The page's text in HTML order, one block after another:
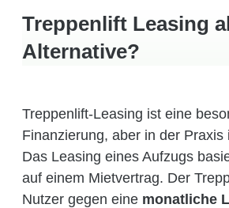
Treppenlift Leasing
Alternative?
Treppenlift-Leasing ist eine
Finanzierung, aber in der Praxis
Das Leasing eines Aufzugs
auf einem Mietvertrag. Der
Nutzer gegen eine monatliche